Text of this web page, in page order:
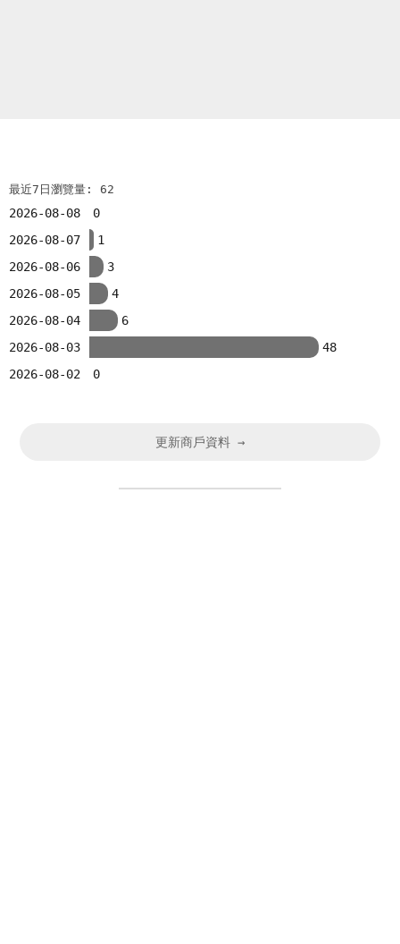
最近7日瀏覽量: 62
2026-08-08
0
2026-08-07
1
2026-08-06
3
2026-08-05
4
2026-08-04
6
2026-08-03
48
2026-08-02
0
更新商戶資料 →